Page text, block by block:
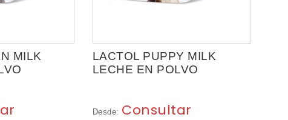
MILK
LACTOL PUPPY MILK
LECHE EN POLVO
Desde: Consultar